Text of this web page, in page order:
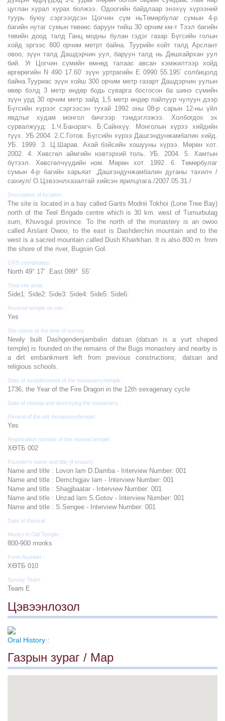
Description of location :
The site is located in a bay called Gants Modnii Tokhoi (Lone Tree Bay)
north of the Teel Brigade centre which is 30 km. west of Tumurbulag
sum, Khuvsgul province. To the north of the monastery is an owoo
called Arslant Owoo, to the east is Dashderchin mountain and to the
west is a sacred mountain called Dush Khairkhan. It is also 800 m. from
the shore of the river, Bugsiin Gol.
GPS coordinates :
North 49° 17’ East 099° 55’
Total site area:
Side1: Side2: Side3: Side4: Side5: Side6:
Revived temple on site :
Yes
Site status at the time of survey :
Newly built Dashgendenjambalin datsan (datsan is a yurt shaped
temple) is founded on the remains of the Bugs monastery and nearby is
a dirt embankment left from previous constructions; datsan and
religious schools.
Date of establishment of the monastery/temple :
1736, the Year of the Fire Dragon in the 12th sexagenary cycle
Date of closing and destroying the monastery :
Revival of the old monastery/temple:
Yes
Registration number of the revived temple:
ХӨТБ 002
Founder's name and title (if known):
Name and title : Lovon lam D.Damba - Interview Number: 001
Name and title : Demchigjav lam - Interview Number: 001
Name and title : Shagjbaatar - Interview Number: 001
Name and title : Unzad lam S.Gotov - Interview Number: 001
Name and title : S.Sengee - Interview Number: 001
Date of Revival:
Monks in Old Temple :
800-900 monks
Form Number :
ХӨТБ 010
Survey Team :
Team E
Цэвээнлозол
Oral History :
Газрын зураг / Map